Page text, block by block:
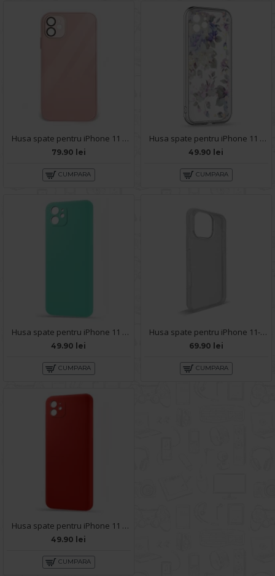
Husa spate pentru iPhone 11 - Lito Case Roz
79.90 lei
CUMPARA
Husa spate pentru iPhone 11 - Silver Case
49.90 lei
CUMPARA
Husa spate pentru iPhone 11 - Silicon Line Turcoaz
49.90 lei
CUMPARA
Husa spate pentru iPhone 11- 360 case
69.90 lei
CUMPARA
Husa spate pentru iPhone 11 - Silicon Line Rosu
49.90 lei
CUMPARA